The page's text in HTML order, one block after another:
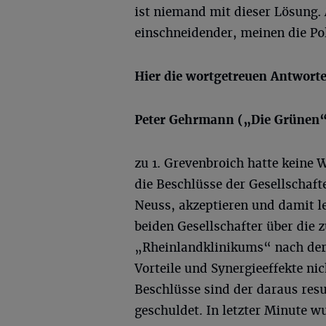
ist niemand mit dieser Lösung.
einschneidender, meinen die
Hier die wortgetreuen
Peter Gehrmann („Die
zu 1. Grevenbroich hatte keine
die Beschlüsse der
Neuss, akzeptieren und damit
beiden Gesellschafter über die
„Rheinlandklinikums“ nach
Vorteile und Synergieeffekte
Beschlüsse sind der daraus
geschuldet. In letzter Minute